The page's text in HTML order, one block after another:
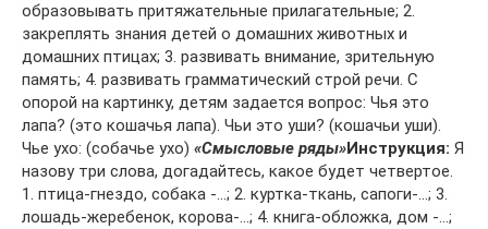
образовывать притяжательные прилагательные; 2.
закреплять знания детей о домашних животных и
домашних птицах; 3. развивать внимание, зрительную
память; 4. развивать грамматический строй речи. С
опорой на картинку, детям задается вопрос: Чья это
лапа? (это кошачья лапа). Чьи это уши? (кошачьи уши).
Чье ухо: (собачье ухо) «Смысловые ряды»Инструкция: Я
назову три слова, догадайтесь, какое будет четвертое.
1. птица-гнездо, собака -…; 2. куртка-ткань, сапоги-…; 3.
лошадь-жеребенок, корова-…; 4. книга-обложка, дом -…;